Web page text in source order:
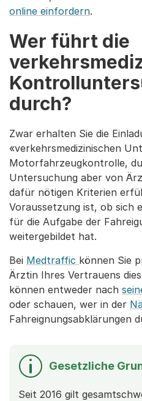
online einfordern.
Wer führt die
durch?
Zwar erhalten Sie die
«verkehrsmedizinischen
Motorfahrzeugkontrolle,
Untersuchung aber von
dafür nötigen Kriterien
Voraussetzung ist, ob sich
für die Aufgabe der
weitergebildet hat.
Bei Medtraffic können Sie
Ärztin Ihres Vertrauens
können entweder nach
oder schauen, wer in der
Fahreignungsabklärungen
Gesetzliche
Seit 2016 gilt